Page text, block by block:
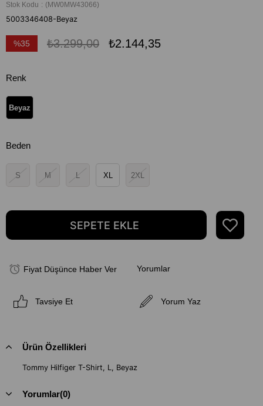
Stok Kodu (MW0MW43066)
5003346408-Beyaz
%35
₺3.299,00 ₺2.144,35
Renk
Beyaz
Beden
S M L XL 2XL
Fiyat Düşünce Haber Ver Yorumlar
Tavsiye Et Yorum Yaz
Ürün Özellikleri
Tommy Hilfiger T-Shirt, L, Beyaz
Yorumlar(0)